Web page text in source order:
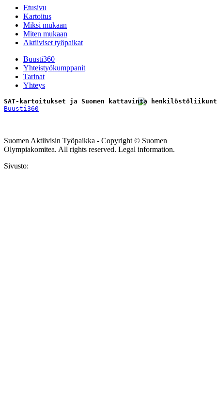
Etusivu
Kartoitus
Miksi mukaan
Miten mukaan
Aktiiviset työpaikat
Buusti360
Yhteistyökumppanit
Tarinat
Yhteys
SAT-kartoitukset ja Suomen kattavinta
Buusti360
Suomen Aktiivisin Työpaikka - Copyright © Suomen
Olympiakomitea. All rights reserved. Legal information.
Sivusto: